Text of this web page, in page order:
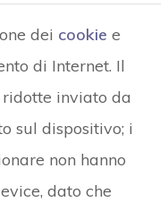
dei cookie e
di Internet. Il
inviato da
sul dispositivo; i
non hanno
dato che